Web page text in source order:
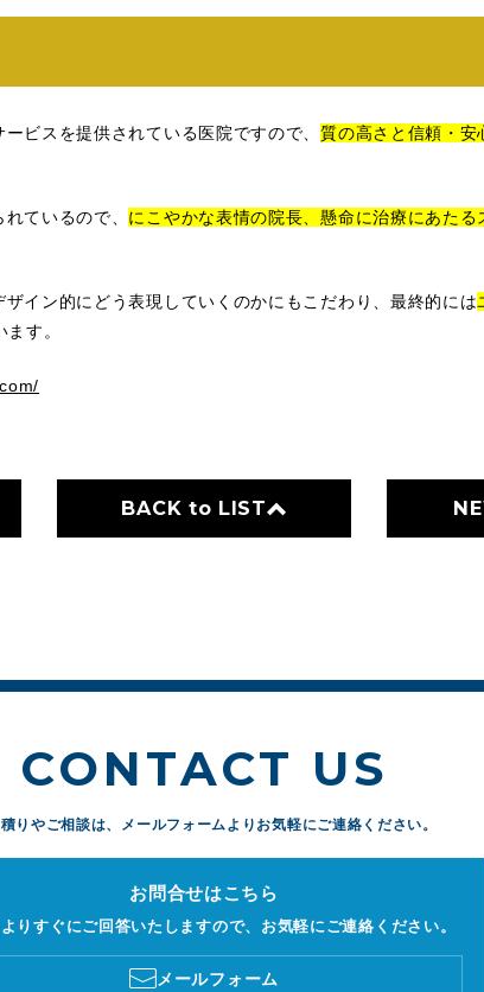
ビスを提供されている医院ですので、質の高さと信頼・安
ているので、 にこやかな表情の院長、懸命に治療にあたる
イン的にどう表現していくのかにもこだわり、最終的には
す。
BACK to LIST
CONTACT US
りやご相談は、 メールフォームよりお気軽にご連絡ください。
お問合せはこちら
りすぐにご回答いたしますので、お気軽にご連絡ください。
メールフォーム